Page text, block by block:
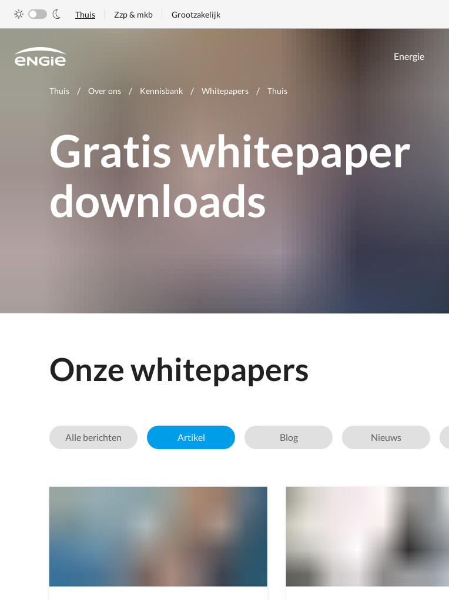
website
Energie
Thuis Zzp & mkb Grootzakelijk
Je
Thuis Over ons Kennisbank Whitepapers Thuis
Gratis whitepaper
downloads
Onze whitepapers
Alle berichten Artikel Blog Nieuws